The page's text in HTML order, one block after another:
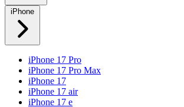
iPhone
iPhone 17 Pro
iPhone 17 Pro Max
iPhone 17
iPhone 17 air
iPhone 17 e